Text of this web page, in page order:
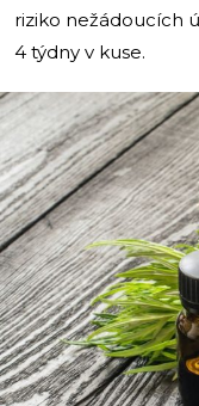
riziko nežádoucích
4 týdny v kuse.